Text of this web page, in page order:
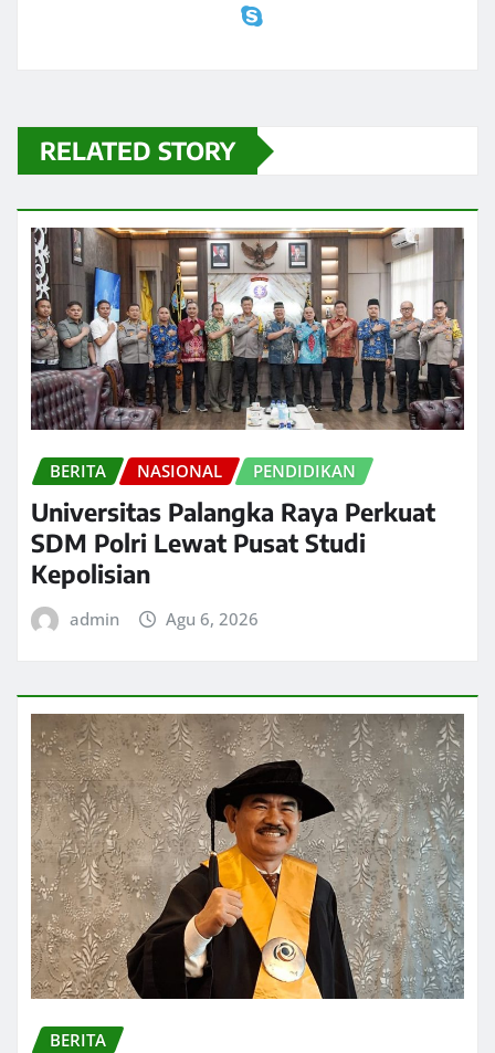
RELATED STORY
BERITA NASIONAL PENDIDIKAN
Universitas Palangka Raya Perkuat
SDM Polri Lewat Pusat Studi
Kepolisian
admin Agu 6, 2026
BERITA